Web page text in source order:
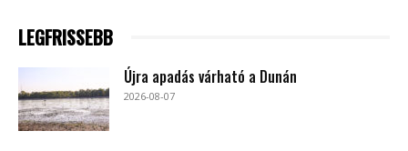
LEGFRISSEBB
Újra apadás várható a Dunán
2026-08-07